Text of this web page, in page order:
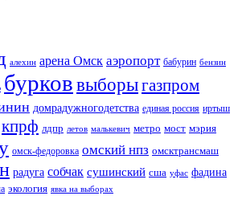
алехин арена Омск аэропорт бабурин бензин
бурков выборыгазпром
домрадужногодетства единая россия иртыш
кпрф лдпр летов малькевич метро мост мэрия
омск-федоровка омский нпз омсктрансмаш
радуга собчак сушинский сша уфас фадина
экология явка на выборах